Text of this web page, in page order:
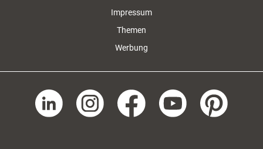
Impressum
Themen
Werbung